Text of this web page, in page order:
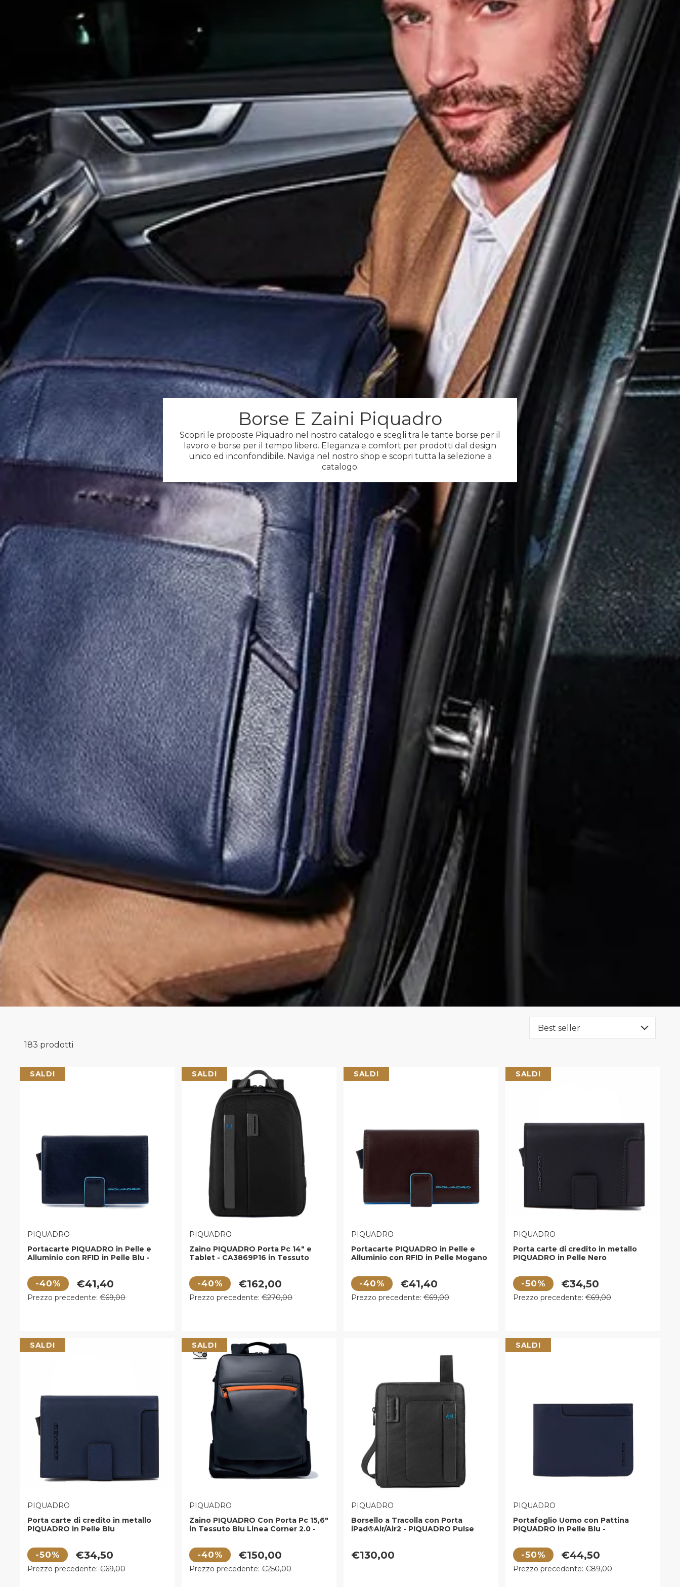
Borse E Zaini Piquadro
Scopri le proposte Piquadro nel nostro catalogo e scegli tra le tante borse per il
lavoro e borse per il tempo libero. Eleganza e comfort per prodotti dal design
unico ed inconfondibile. Naviga nel nostro shop e scopri tutta la selezione a
catalogo.
183 prodotti
Piquadro
SALDI
VENDITORE:
PIQUADRO
Portacarte PIQUADRO in Pelle e
Alluminio con RFID in Pelle Blu -
-40%
Prezzo di vendita€41,40
Prezzo regolare
Prezzo precedente: €69,00
SALDI
VENDITORE:
PIQUADRO
Zaino PIQUADRO Porta Pc 14" e
Tablet - CA3869P16 in Tessuto
CONNEQU
-40%
Prezzo di vendita€162,00
Prezzo regolare
Prezzo precedente: €270,00
SALDI
VENDITORE:
PIQUADRO
Portacarte PIQUADRO in Pelle e
Alluminio con RFID in Pelle Mogano
-40%
Prezzo di vendita€41,40
Prezzo regolare
Prezzo precedente: €69,00
SALDI
VENDITORE:
PIQUADRO
Porta carte di credito in metallo
PIQUADRO in Pelle Nero
-50%
Prezzo di vendita
€34,50
Prezzo regolare
Prezzo precedente: €69,00
SALDI
VENDITORE:
PIQUADRO
Porta carte di credito in metallo
PIQUADRO in Pelle Blu
-50%
Prezzo di vendita
€34,50
Prezzo regolare
Prezzo precedente: €69,00
SALDI
VENDITORE:
PIQUADRO
Zaino PIQUADRO Con Porta Pc 15,6"
in Tessuto Blu Linea Corner 2.0 -
-40%
Prezzo di vendita€150,00
Prezzo regolare
Prezzo precedente: €250,00
VENDITORE:
PIQUADRO
Borsello a Tracolla con Porta
iPad®Air/Air2 - PIQUADRO Pulse
Prezzo regolare
€130,00
SALDI
VENDITORE:
PIQUADRO
Portafoglio Uomo con Pattina
PIQUADRO in Pelle Blu -
-50%
Prezzo di vendita
€44,50
Prezzo regolare
Prezzo precedente: €89,00